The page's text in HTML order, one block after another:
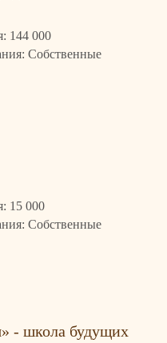
144 000
Собственные
15 000
Собственные
- школа будущих